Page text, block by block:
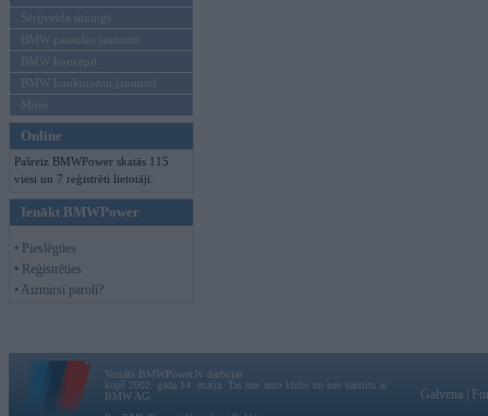
Sērijveida tūnings
BMW pasaules jaunumi
BMW koncepti
BMW konkurentu jaunumi
Moto
Online
Pašreiz BMWPower skatās 115
viesi un 7 reģistrēti lietotāji.
Ienākt BMWPower
• Pieslēgties
• Reģistrēties
• Aizmirsi paroli?
Vortāls BMWPower.lv darbojas
kopš 2002. gada 14. maija. Tas nav auto klubs un nav saistīts ar
BMW AG.
Galvena